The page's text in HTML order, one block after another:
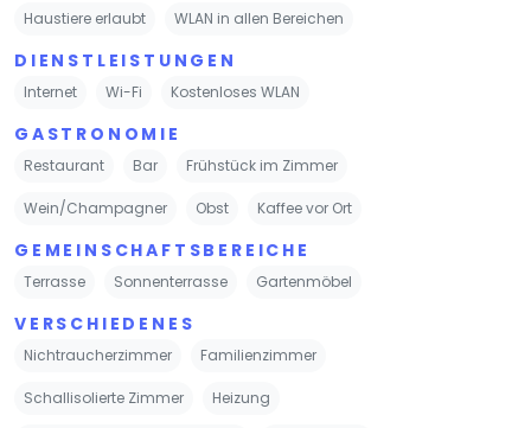
Haustiere erlaubt WLAN in allen Bereichen
DIENSTLEISTUNGEN
Internet Wi-Fi Kostenloses WLAN
GASTRONOMIE
Restaurant Bar Frühstück im Zimmer
Wein/Champagner Obst Kaffee vor Ort
GEMEINSCHAFTSBEREICHE
Terrasse Sonnenterrasse Gartenmöbel
VERSCHIEDENES
Nichtraucherzimmer Familienzimmer
Schallisolierte Zimmer Heizung